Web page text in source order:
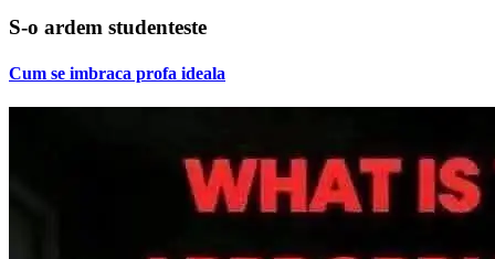
S-o ardem studenteste
Cum se imbraca profa ideala